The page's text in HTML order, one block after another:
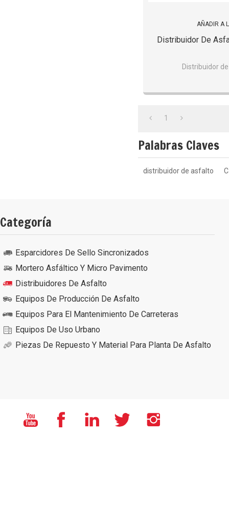
AÑADIR A
Distribuidor De
Distribuidor
1
Palabras Claves
distribuidor de asfalto
Categoría
Esparcidores De Sello Sincronizados
Mortero Asfáltico Y Micro Pavimento
Distribuidores De Asfalto
Equipos De Producción De Asfalto
Equipos Para El Mantenimiento De Carreteras
Equipos De Uso Urbano
Piezas De Repuesto Y Material Para Planta De Asfalto